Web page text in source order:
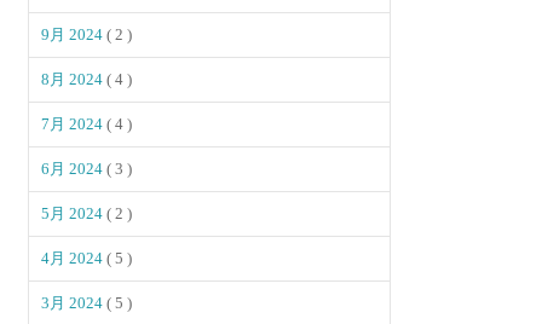
9月 2024( 2 )
8月 2024( 4 )
7月 2024( 4 )
6月 2024( 3 )
5月 2024( 2 )
4月 2024( 5 )
3月 2024( 5 )